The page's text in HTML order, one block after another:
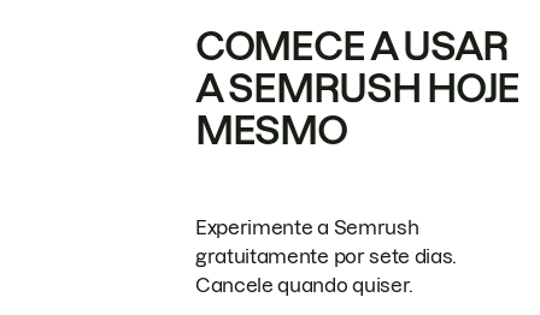
COMECE A USAR
A SEMRUSH HOJE
MESMO
Experimente a Semrush
gratuitamente por sete dias.
Cancele quando quiser.